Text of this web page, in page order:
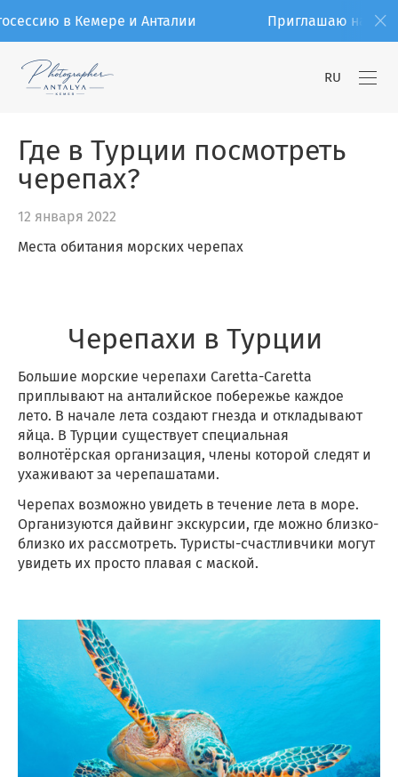
в Кемере и Анталии Приглашаю на
RU
Где в Турции посмотреть
черепах?
12 января 2022
Места обитания морских черепах
Черепахи в Турции
Большие морские черепахи Caretta-Caretta
приплывают на анталийское побережье каждое
лето. В начале лета создают гнезда и откладывают
яйца. В Турции существует специальная
волнотёрская организация, члены которой следят и
ухаживают за черепашатами.
Черепах возможно увидеть в течение лета в море.
Организуются дайвинг экскурсии, где можно близко-
близко их рассмотреть. Туристы-счастливчики могут
увидеть их просто плавая с маской.